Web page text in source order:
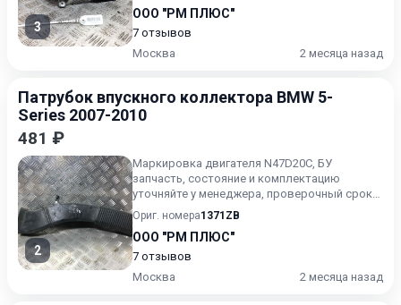
3
ООО "РМ ПЛЮС"
7 отзывов
Москва
2 месяца назад
Патрубок впускного коллектора BMW 5-
Series 2007-2010
481 ₽
2
Маркировка двигателя N47D20C, БУ
запчасть, состояние и комплектацию
уточняйте у менеджера, проверочный срок
от 14 до 30 дней.
Ориг. номера1371ZB
ООО "РМ ПЛЮС"
7 отзывов
Москва
2 месяца назад